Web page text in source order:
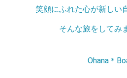
笑顔にふれた心が新しい
そんな旅をしてみ
Ohana＊